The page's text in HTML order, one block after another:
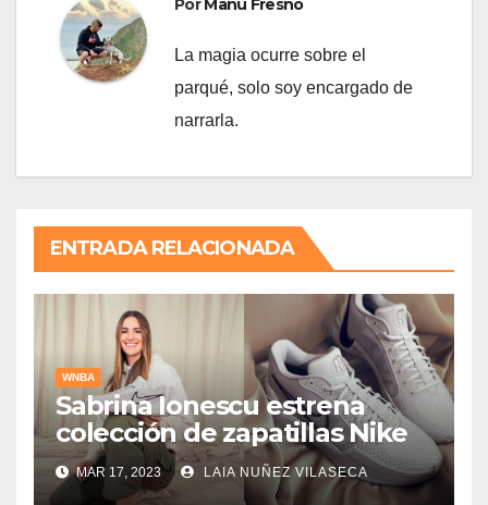
Por Manu Fresno
La magia ocurre sobre el
parqué, solo soy encargado de
narrarla.
ENTRADA RELACIONADA
WNBA
Sabrina Ionescu estrena
colección de zapatillas Nike
MAR 17, 2023 LAIA NUÑEZ VILASECA